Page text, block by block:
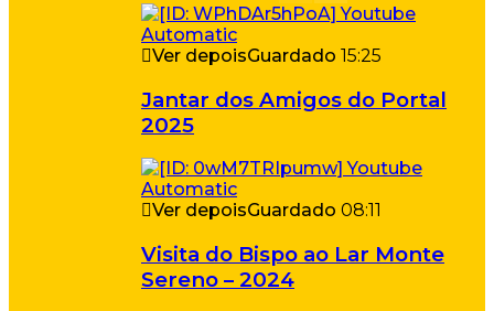
Ver depoisGuardado 15:25
Jantar dos Amigos do Portal
2025
Ver depoisGuardado 08:11
Visita do Bispo ao Lar Monte
Sereno – 2024